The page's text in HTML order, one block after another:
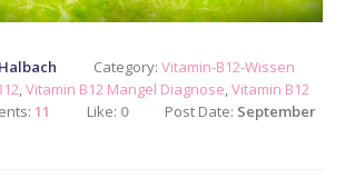
Category: Vitamin-B12-Wissen
,Vitamin B12 Mangel Diagnose,Vitamin B12
11 Like: 0 Post Date: September